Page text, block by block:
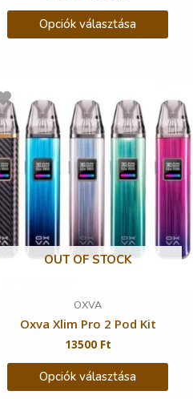
Opciók választása
OUT OF STOCK
OXVA
Oxva Xlim Pro 2 Pod Kit
13500 Ft
Opciók választása